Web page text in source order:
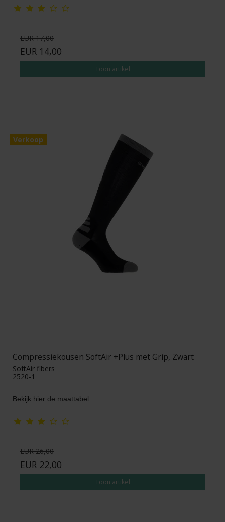
EUR 17,00
EUR 14,00
Toon artikel
Verkoop
Compressiekousen SoftAir +Plus met Grip, Zwart
SoftAir fibers
2520-1
Bekijk hier de maattabel
EUR 26,00
EUR 22,00
Toon artikel